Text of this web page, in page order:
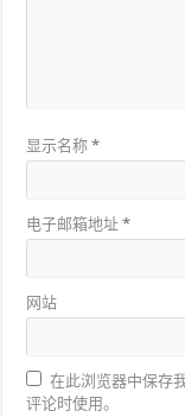
显示名称*
电子邮箱地址*
网站
在此浏览器中保存
评论时使用。